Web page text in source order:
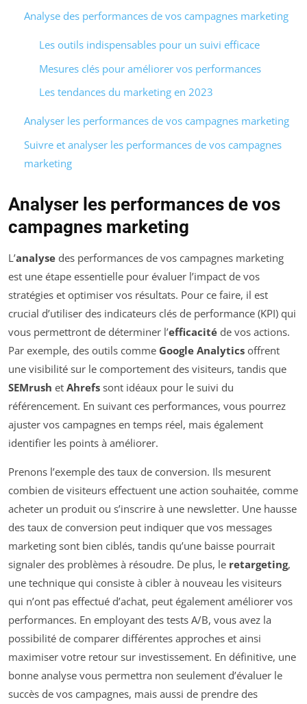
Analyse des performances de vos campagnes marketing
Les outils indispensables pour un suivi efficace
Mesures clés pour améliorer vos performances
Les tendances du marketing en 2023
Analyser les performances de vos campagnes marketing
Suivre et analyser les performances de vos campagnes
marketing
Analyser les performances de vos
campagnes marketing
L’analyse des performances de vos campagnes marketing
est une étape essentielle pour évaluer l’impact de vos
stratégies et optimiser vos résultats. Pour ce faire, il est
crucial d’utiliser des indicateurs clés de performance (KPI) qui
vous permettront de déterminer l’efficacité de vos actions.
Par exemple, des outils comme Google Analytics offrent
une visibilité sur le comportement des visiteurs, tandis que
SEMrush et Ahrefs sont idéaux pour le suivi du
référencement. En suivant ces performances, vous pourrez
ajuster vos campagnes en temps réel, mais également
identifier les points à améliorer.
Prenons l’exemple des taux de conversion. Ils mesurent
combien de visiteurs effectuent une action souhaitée, comme
acheter un produit ou s’inscrire à une newsletter. Une hausse
des taux de conversion peut indiquer que vos messages
marketing sont bien ciblés, tandis qu’une baisse pourrait
signaler des problèmes à résoudre. De plus, le retargeting,
une technique qui consiste à cibler à nouveau les visiteurs
qui n’ont pas effectué d’achat, peut également améliorer vos
performances. En employant des tests A/B, vous avez la
possibilité de comparer différentes approches et ainsi
maximiser votre retour sur investissement. En définitive, une
bonne analyse vous permettra non seulement d’évaluer le
succès de vos campagnes, mais aussi de prendre des